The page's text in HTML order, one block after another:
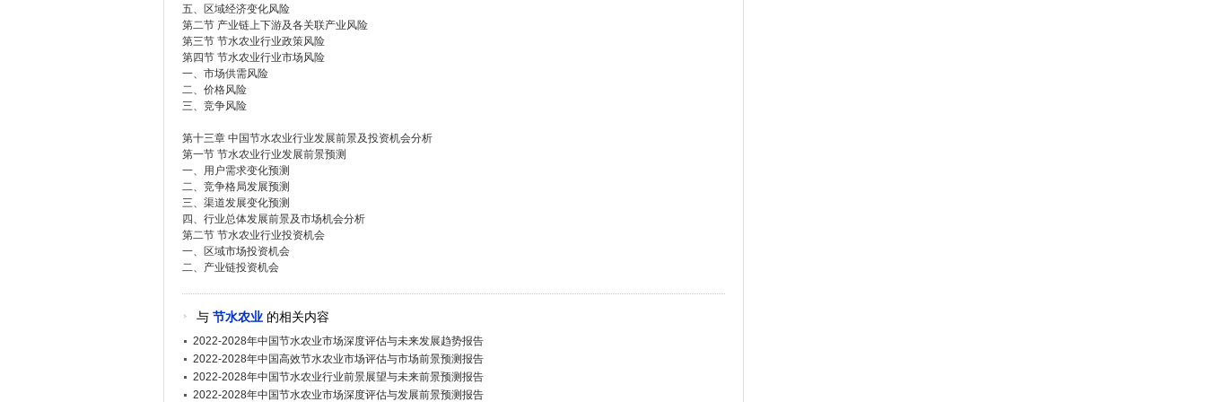
五、区域经济变化风险
第二节 产业链上下游及各关联产业风险
第三节 节水农业行业政策风险
第四节 节水农业行业市场风险
一、市场供需风险
二、价格风险
三、竞争风险
第十三章 中国节水农业行业发展前景及投资机会分析
第一节 节水农业行业发展前景预测
一、用户需求变化预测
二、竞争格局发展预测
三、渠道发展变化预测
四、行业总体发展前景及市场机会分析
第二节 节水农业行业投资机会
一、区域市场投资机会
二、产业链投资机会
与 节水农业 的相关内容
2022-2028年中国节水农业市场深度评估与未来发展趋势报告
2022-2028年中国高效节水农业市场评估与市场前景预测报告
2022-2028年中国节水农业行业前景展望与未来前景预测报告
2022-2028年中国节水农业市场深度评估与发展前景预测报告